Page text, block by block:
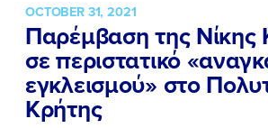
OCTOBER 31, 2021
Παρέμβαση της
σε περιστατικό
εγκλεισμού» στο
Κρήτης